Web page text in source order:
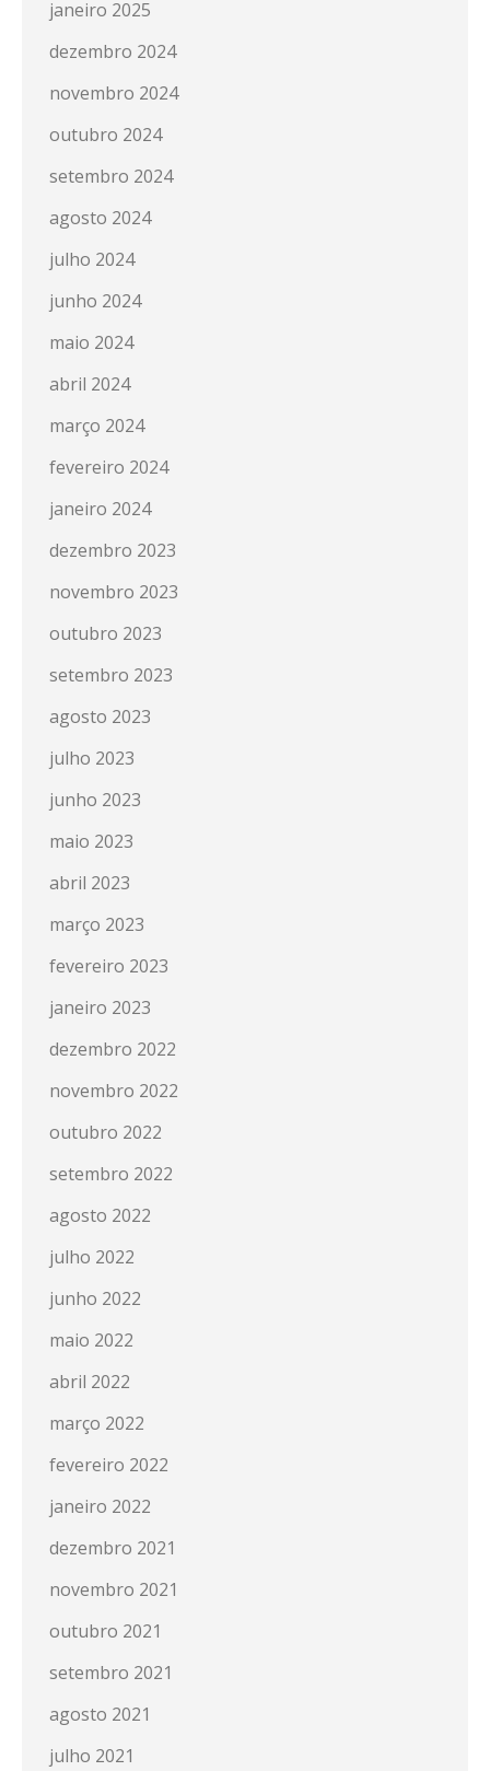
janeiro 2025
dezembro 2024
novembro 2024
outubro 2024
setembro 2024
agosto 2024
julho 2024
junho 2024
maio 2024
abril 2024
março 2024
fevereiro 2024
janeiro 2024
dezembro 2023
novembro 2023
outubro 2023
setembro 2023
agosto 2023
julho 2023
junho 2023
maio 2023
abril 2023
março 2023
fevereiro 2023
janeiro 2023
dezembro 2022
novembro 2022
outubro 2022
setembro 2022
agosto 2022
julho 2022
junho 2022
maio 2022
abril 2022
março 2022
fevereiro 2022
janeiro 2022
dezembro 2021
novembro 2021
outubro 2021
setembro 2021
agosto 2021
julho 2021